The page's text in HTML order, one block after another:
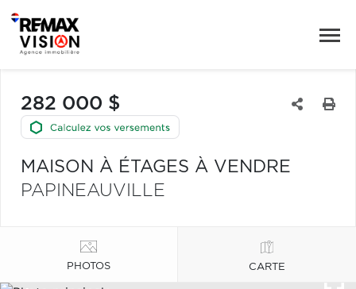
282 000 $
MAISON À ÉTAGES À VENDRE
PAPINEAUVILLE
PHOTOS CARTE